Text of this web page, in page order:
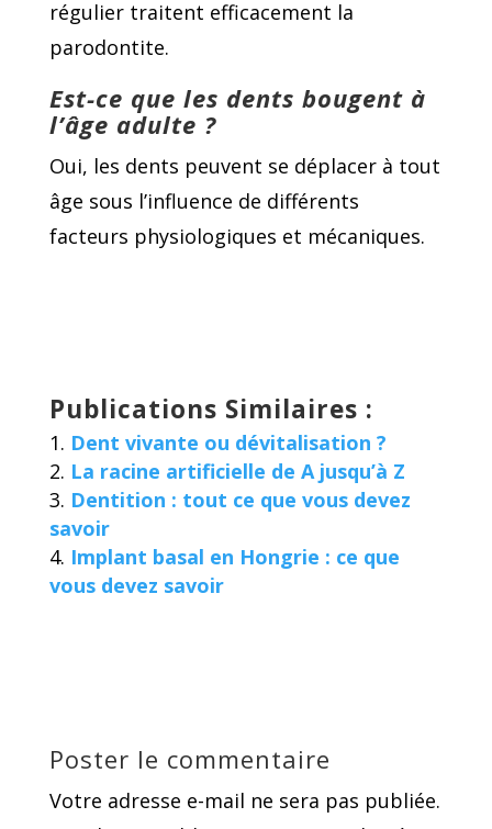
régulier traitent efficacement la
parodontite.
Est-ce que les dents bougent à
l’âge adulte ?
Oui, les dents peuvent se déplacer à tout
âge sous l’influence de différents
facteurs physiologiques et mécaniques.
Publications Similaires :
Dent vivante ou dévitalisation ?
La racine artificielle de A jusqu’à Z
Dentition : tout ce que vous devez
savoir
Implant basal en Hongrie : ce que
vous devez savoir
Poster le commentaire
Votre adresse e-mail ne sera pas publiée.